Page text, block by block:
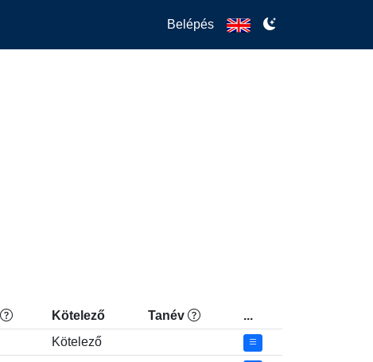
Belépés
Kötelező Tanév
...
Kötelező